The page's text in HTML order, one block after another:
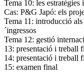
Tema 10: les estratègies
Cas: P&G Japó: els
Tema 11: introducció als
´ingressos
Tema 12: gestió
13: presentació i treball
14: presentació i treball
15: examen final